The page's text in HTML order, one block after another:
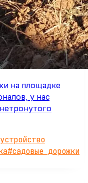
на площадке
у нас
#садовые дорожки